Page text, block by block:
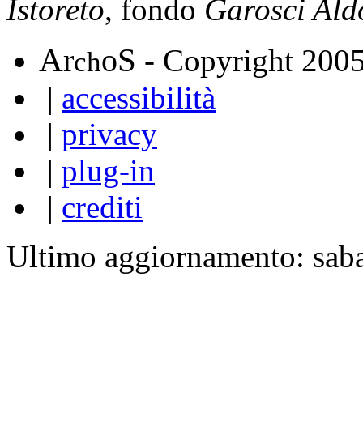
Istoreto, fondo Garosci
ArchoS - Copyright
| accessibilità
| privacy
| plug-in
| crediti
Ultimo aggiornamento: